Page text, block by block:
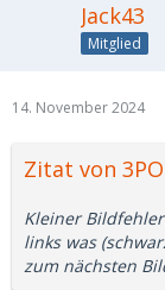
Jack43
Mitglied
14. November 2024
Zitat von
Kleiner
links was
zum nächsten